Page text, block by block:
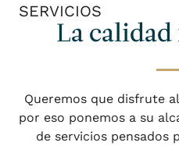
SERVICIOS
La calidad
Queremos que disfrute
por eso ponemos a su
de servicios pensados